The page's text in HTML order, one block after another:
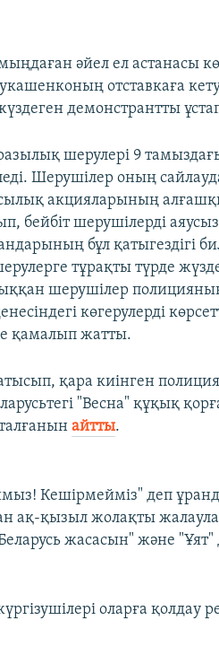
360p
әйел ел астанасы
отставкаға
демонстрантты ұстап
шерулері 9
Шерушілер оның
акцияларының
бейбіт шерушілерді
бұл қатыгездігі
тұрақты түрде
шерушілер
көгерулерді
қамалып жатты.
қара киінген
"Весна" құқық
айтты.
Кешірмейміз" деп
ақ-қызыл жолақты
жасасын" және
оларға қолдау